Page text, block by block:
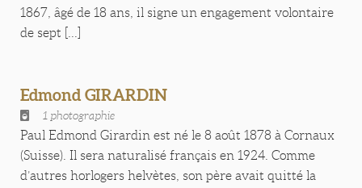
1867, âgé de 18 ans, il signe un engagement volontaire
de sept [...]
Edmond GIRARDIN
1 photographie
Paul Edmond Girardin est né le 8 août 1878 à Cornaux
(Suisse). Il sera naturalisé français en 1924. Comme
d’autres horlogers helvètes, son père avait quitté la